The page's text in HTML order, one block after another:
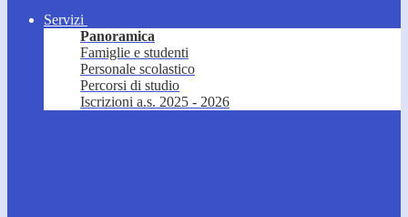
Servizi
Panoramica
Famiglie e studenti
Personale scolastico
Percorsi di studio
Iscrizioni a.s. 2025 - 2026